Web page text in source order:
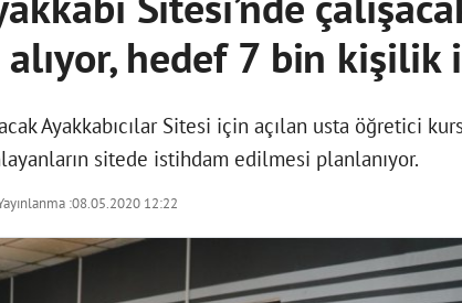
hedef 7 bin kişilik
Ayakkabıcılar Sitesi için açılan usta öğretici
sitede istihdam edilmesi planlanıyor.
:08.05.2020 12:22